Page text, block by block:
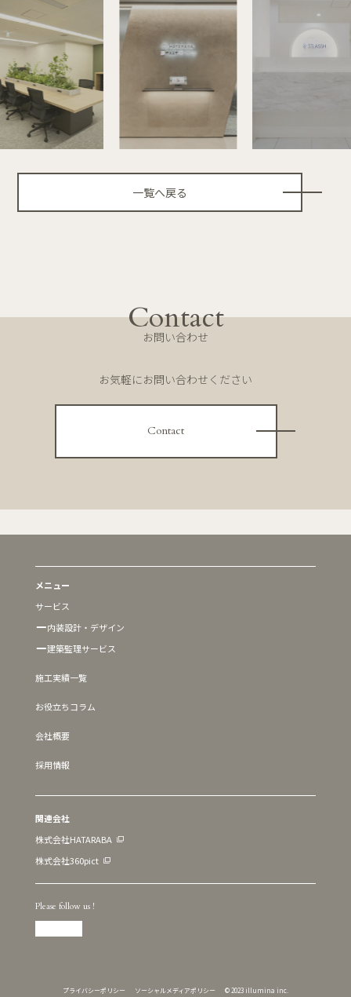
一覧へ戻る
お気軽にお問い合わせください
Contact
メニュー
サービス
内装設計・デザイン
建築監理サービス
施工実績一覧
お役立ちコラム
会社概要
採用情報
関連会社
株式会社HATARABA
株式会社360pict
Please follow us !
プライバシーポリシー ソーシャルメディアポリシー © 2023 illumina inc.